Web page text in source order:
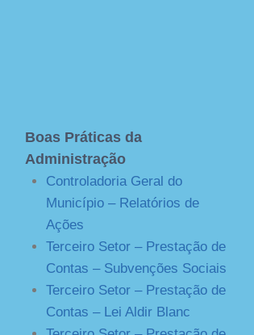
Boas Práticas da
Administração
Controladoria Geral do
Município – Relatórios de
Ações
Terceiro Setor – Prestação de
Contas – Subvenções Sociais
Terceiro Setor – Prestação de
Contas – Lei Aldir Blanc